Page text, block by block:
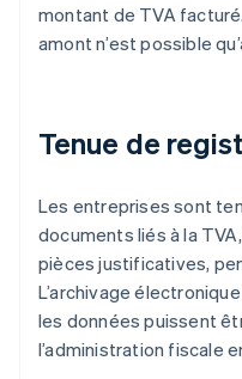
montant de TVA
amont n’est possible
Tenue de
Les entreprises sont
documents liés à la
pièces justificatives,
L’archivage
les données puissent
l’administration fiscale